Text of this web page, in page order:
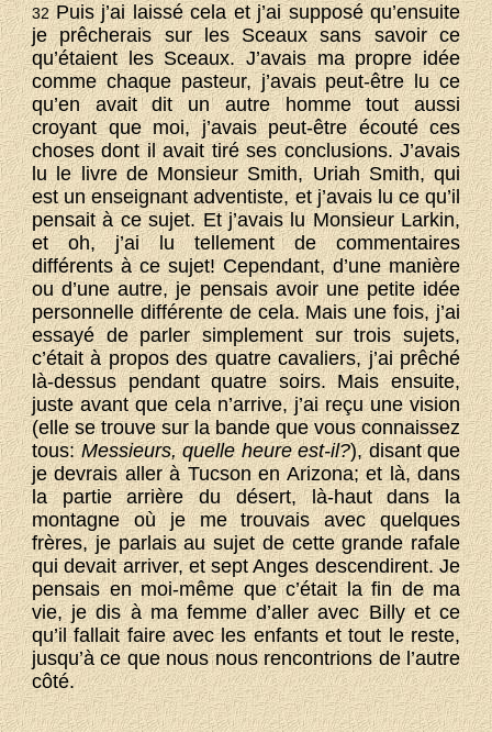
32Puis j’ai laissé cela et j’ai supposé qu’ensuite
je prêcherais sur les Sceaux sans savoir ce
qu’étaient les Sceaux. J’avais ma propre idée
comme chaque pasteur, j’avais peut-être lu ce
qu’en avait dit un autre homme tout aussi
croyant que moi, j’avais peut-être écouté ces
choses dont il avait tiré ses conclusions. J’avais
lu le livre de Monsieur Smith, Uriah Smith, qui
est un enseignant adventiste, et j’avais lu ce qu’il
pensait à ce sujet. Et j’avais lu Monsieur Larkin,
et oh, j’ai lu tellement de commentaires
différents à ce sujet! Cependant, d’une manière
ou d’une autre, je pensais avoir une petite idée
personnelle différente de cela. Mais une fois, j’ai
essayé de parler simplement sur trois sujets,
c’était à propos des quatre cavaliers, j’ai prêché
là-dessus pendant quatre soirs. Mais ensuite,
juste avant que cela n’arrive, j’ai reçu une vision
(elle se trouve sur la bande que vous connaissez
tous:Messieurs, quelle heure est-il?), disant que
je devrais aller à Tucson en Arizona; et là, dans
la partie arrière du désert, là-haut dans la
montagne où je me trouvais avec quelques
frères, je parlais au sujet de cette grande rafale
qui devait arriver, et sept Anges descendirent. Je
pensais en moi-même que c’était la fin de ma
vie, je dis à ma femme d’aller avec Billy et ce
qu’il fallait faire avec les enfants et tout le reste,
jusqu’à ce que nous nous rencontrions de l’autre
côté.